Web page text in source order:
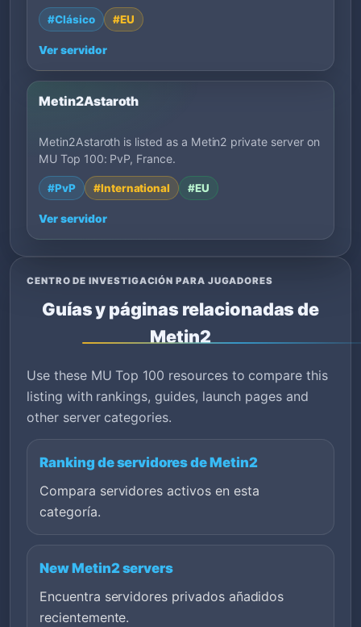
#Clásico #EU
Ver servidor
Metin2Astaroth
Metin2Astaroth is listed as a Metin2 private server on
MU Top 100: PvP, France.
#PvP #International #EU
Ver servidor
CENTRO DE INVESTIGACIÓN PARA JUGADORES
Guías y páginas relacionadas de
Metin2
Use these MU Top 100 resources to compare this
listing with rankings, guides, launch pages and
other server categories.
Ranking de servidores de Metin2
Compara servidores activos en esta
categoría.
New Metin2 servers
Encuentra servidores privados añadidos
recientemente.